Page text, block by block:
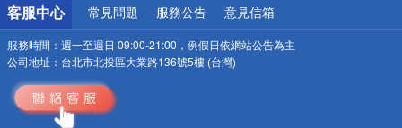
客服中心 常見問題 服務公告 意見信箱
服務時間： 週一至週日 09:00-21:00，例假日依網站公告為主
公司地址： 台北市北投區大業路136號5樓 (台灣)